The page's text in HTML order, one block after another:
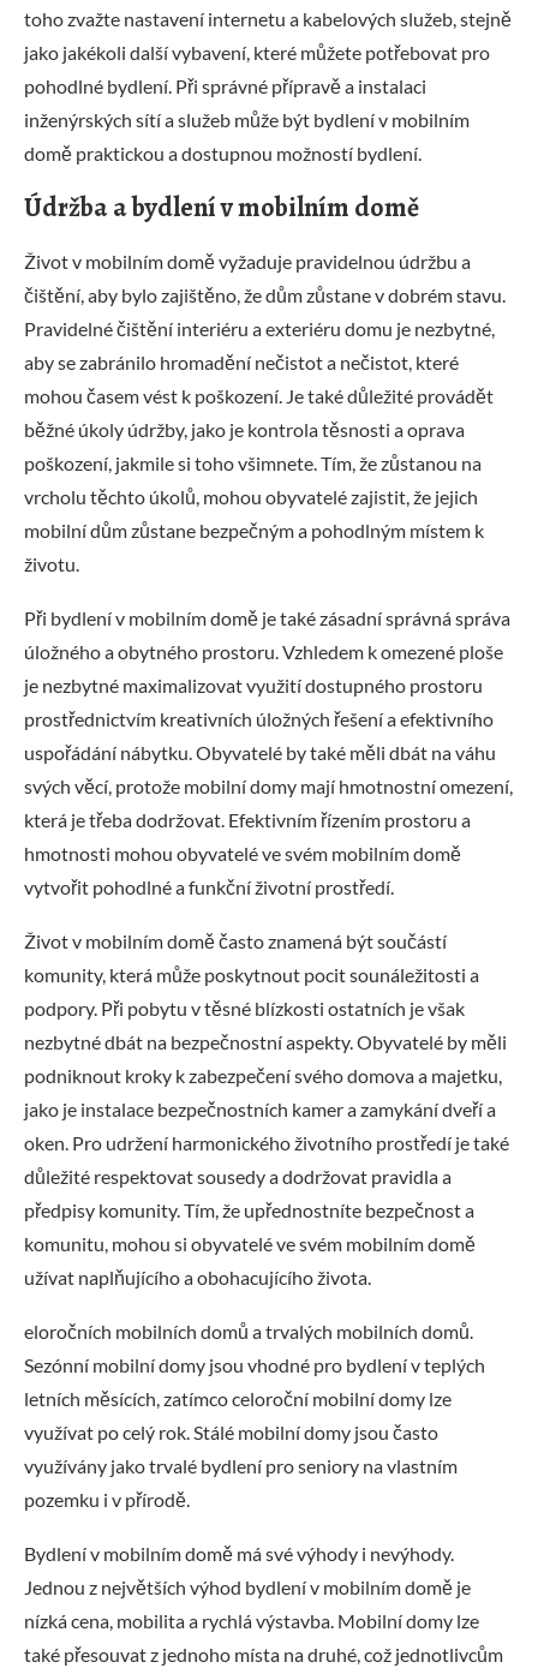
toho zvažte nastavení internetu a kabelových služeb, stejně
jako jakékoli další vybavení, které můžete potřebovat pro
pohodlné bydlení. Při správné přípravě a instalaci
inženýrských sítí a služeb může být bydlení v mobilním
domě praktickou a dostupnou možností bydlení.
Údržba a bydlení v mobilním domě
Život v mobilním domě vyžaduje pravidelnou údržbu a
čištění, aby bylo zajištěno, že dům zůstane v dobrém stavu.
Pravidelné čištění interiéru a exteriéru domu je nezbytné,
aby se zabránilo hromadění nečistot a nečistot, které
mohou časem vést k poškození. Je také důležité provádět
běžné úkoly údržby, jako je kontrola těsnosti a oprava
poškození, jakmile si toho všimnete. Tím, že zůstanou na
vrcholu těchto úkolů, mohou obyvatelé zajistit, že jejich
mobilní dům zůstane bezpečným a pohodlným místem k
životu.
Při bydlení v mobilním domě je také zásadní správná správa
úložného a obytného prostoru. Vzhledem k omezené ploše
je nezbytné maximalizovat využití dostupného prostoru
prostřednictvím kreativních úložných řešení a efektivního
uspořádání nábytku. Obyvatelé by také měli dbát na váhu
svých věcí, protože mobilní domy mají hmotnostní omezení,
která je třeba dodržovat. Efektivním řízením prostoru a
hmotnosti mohou obyvatelé ve svém mobilním domě
vytvořit pohodlné a funkční životní prostředí.
Život v mobilním domě často znamená být součástí
komunity, která může poskytnout pocit sounáležitosti a
podpory. Při pobytu v těsné blízkosti ostatních je však
nezbytné dbát na bezpečnostní aspekty. Obyvatelé by měli
podniknout kroky k zabezpečení svého domova a majetku,
jako je instalace bezpečnostních kamer a zamykání dveří a
oken. Pro udržení harmonického životního prostředí je také
důležité respektovat sousedy a dodržovat pravidla a
předpisy komunity. Tím, že upřednostníte bezpečnost a
komunitu, mohou si obyvatelé ve svém mobilním domě
užívat naplňujícího a obohacujícího života.
eloročních mobilních domů a trvalých mobilních domů.
Sezónní mobilní domy jsou vhodné pro bydlení v teplých
letních měsících, zatímco celoroční mobilní domy lze
využívat po celý rok. Stálé mobilní domy jsou často
využívány jako trvalé bydlení pro seniory na vlastním
pozemku i v přírodě.
Bydlení v mobilním domě má své výhody i nevýhody.
Jednou z největších výhod bydlení v mobilním domě je
nízká cena, mobilita a rychlá výstavba. Mobilní domy lze
také přesouvat z jednoho místa na druhé, což jednotlivcům